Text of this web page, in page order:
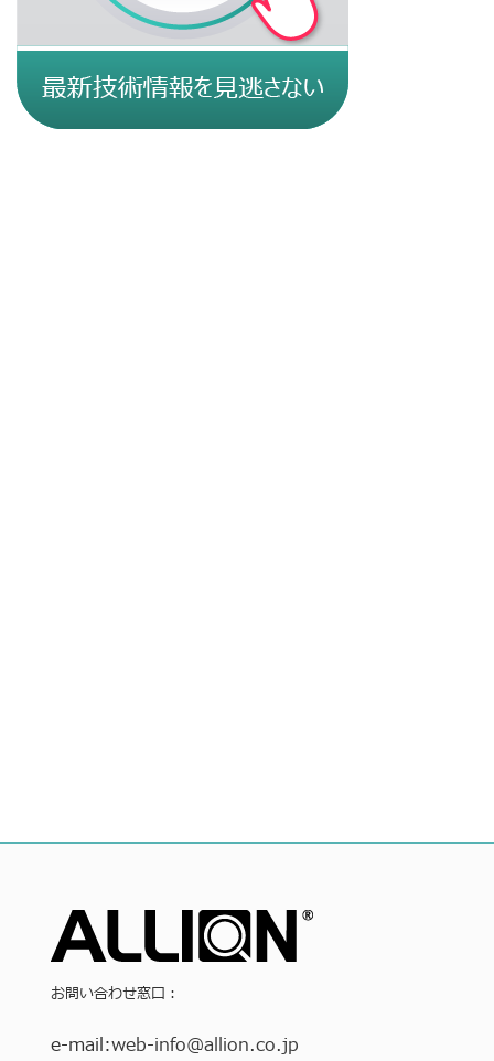
お問い合わせ窓口：
e-mail:web-info@allion.co.jp